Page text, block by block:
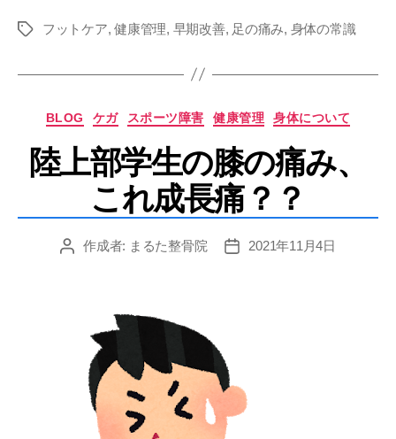
タ
フットケア,健康管理, 早期改善, 足の痛み, 身体の常識
カ
ゴ
リ
ー
BLOG ケガ スポーツ障害 健康管理 身体について
陸上部学生の膝の痛み、
これ成長痛？？
投 作成者: まるた整骨院
投
2021年11月4日